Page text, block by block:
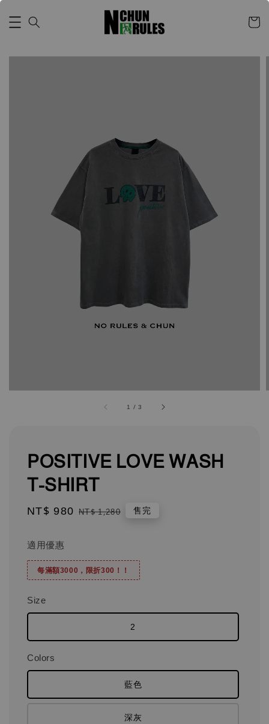
1 /3
POSITIVE LOVE WASH
T-SHIRT
Sale
NT$ 980 Regular
NT$ 1,280 售完
適用優惠
每滿額3000，限折300！！
Size
2
Colors
藍色
深灰